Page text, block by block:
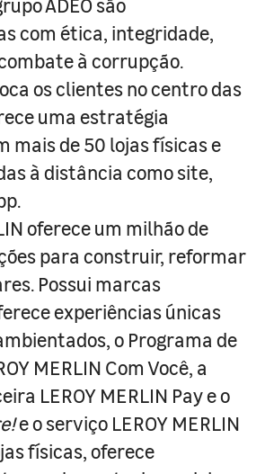
com ética, integridade,
à corrupção.
os clientes no centro das
uma estratégia
mais de 50 lojas físicas e
à distância como site,
oferece um milhão de
para construir, reformar
Possui marcas
experiências únicas
o Programa de
MERLIN Com Você, a
LEROY MERLIN Pay e o
e o serviço LEROY MERLIN
físicas, oferece